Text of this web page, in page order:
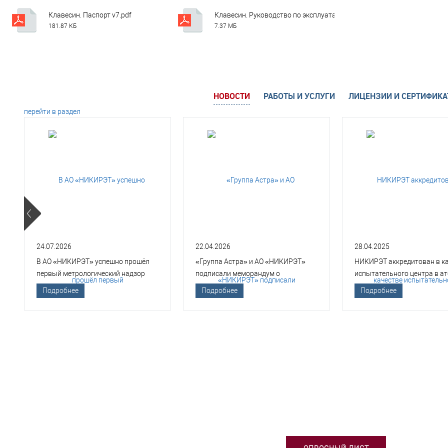
Клавесин. Паспорт v7.pdf
181.87 КБ
Клавесин. Руководство по эксплуатации v9.pdf
7.37 МБ
НОВОСТИ РАБОТЫ И УСЛУГИ ЛИЦЕНЗИИ И
перейти в раздел
24.07.2026
В АО «НИКИРЭТ» успешно прошёл
первый метрологический надзор
Госкорпорации «Росатом»
Подробнее
22.04.2026
«Группа Астра» и АО «НИКИРЭТ»
подписали меморандум о
технологическом сотрудничестве
Подробнее
28.04.2025
НИКИРЭТ аккредитован в
испытательного центра в
отрасли
Подробнее